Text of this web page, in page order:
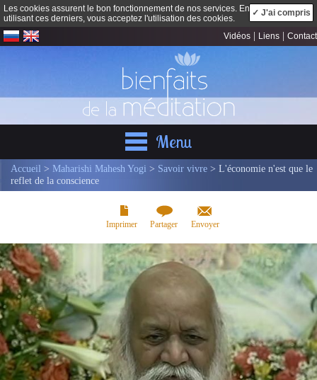
Les cookies assurent le bon fonctionnement de nos services. En
utilisant ces derniers, vous acceptez l'utilisation des cookies.
✓ J'ai compris
Vidéos Liens Contact
Menu
Accueil > Maharishi Mahesh Yogi > Savoir vivre > L'économie n'est que le
reflet de la conscience
Imprimer Partager Envoyer